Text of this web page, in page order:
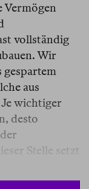
Vermögen
vollständig
Wir
gespartem
aus
wichtiger
desto
Stelle setzt